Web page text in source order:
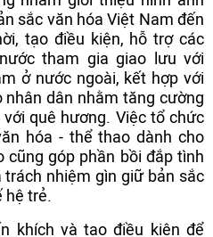
sắc văn hóa Việt Nam đến
tạo điều kiện, hỗ trợ các
tham gia giao lưu với
ở nước ngoài, kết hợp với
dân nhằm tăng cường
quê hương. Việc tổ chức
hóa - thể thao dành cho
cũng góp phần bồi đắp tình
nhiệm gìn giữ bản sắc
hệ trẻ.
khích và tạo điều kiện để